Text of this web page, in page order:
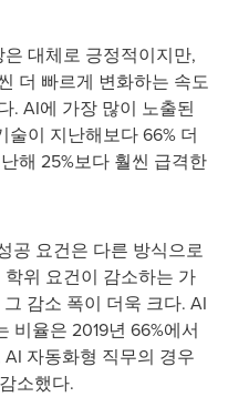
대체로 긍정적이지만,
더 빠르게 변화하는 속도
. AI에 가장 많이 노출된
이 지난해보다 66% 더
해 25%보다 훨씬 급격한
공 요건은 다른 방식으로
위 요건이 감소하는 가
감소 폭이 더욱 크다. AI
비율은 2019년 66%에서
자동화형 직무의 경우
소했다.